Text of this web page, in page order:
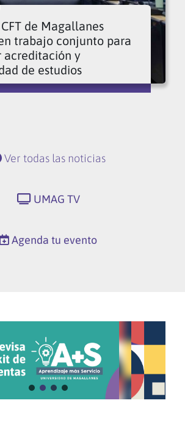
de Magallanes
trabajo conjunto para
acreditación y
de estudios
Ver todas las noticias
UMAG TV
Agenda tu evento